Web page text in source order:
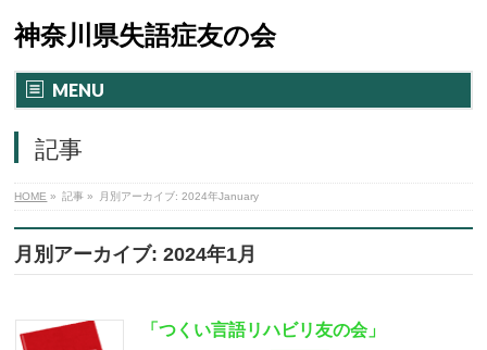
神奈川県失語症友の会
MENU
記事
HOME » 記事 » 月別アーカイブ: 2024年January
月別アーカイブ: 2024年1月
「つくい言語リハビリ友の会」